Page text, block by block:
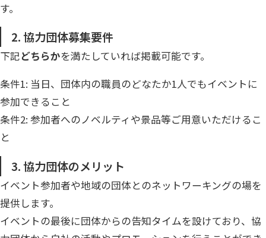
す。
2. 協力団体募集要件
下記どちらかを満たしていれば掲載可能です。
条件1: 当日、団体内の職員のどなたか1人でもイベントに
参加できること
条件2: 参加者へのノベルティや景品等ご用意いただけるこ
と
3. 協力団体のメリット
イベント参加者や地域の団体とのネットワーキングの場を
提供します。
イベントの最後に団体からの告知タイムを設けており、協